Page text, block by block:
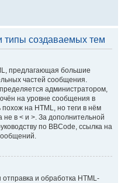
создаваемых тем
предлагающая большие
частей сообщения.
администратором,
на уровне сообщения в
на HTML, но теги в нём
не в < и >. За дополнительной
по BBCode, ссылка на
и обработка HTML-